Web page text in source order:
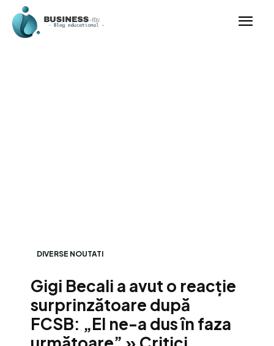
DIVERSE NOUTATI
Gigi Becali a avut o reacție
surprinzătoare după
FCSB: „El ne-a dus în faza